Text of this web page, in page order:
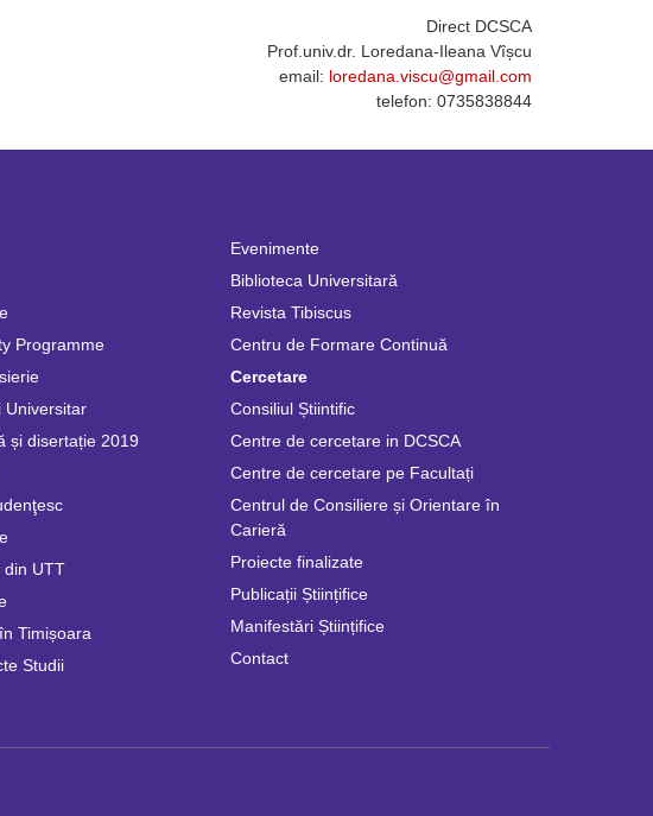
Direct DCSCA
Prof.univ.dr. Loredana-Ileana Vîșcu
email:
telefon: 0735838844
Programme
Universitar
și disertație 2019
din UTT
Timișoara
Studii
Evenimente
Biblioteca Universitară
Revista Tibiscus
Centru de Formare Continuă
Cercetare
Consiliul Știintific
Centre de cercetare in DCSCA
Centre de cercetare pe Facultați
Centrul de Consiliere și Orientare în
Carieră
Proiecte finalizate
Publicații Științifice
Manifestări Științifice
Contact